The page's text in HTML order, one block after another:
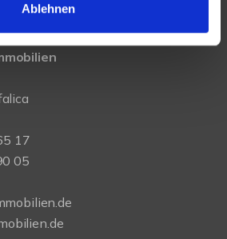
Ablehnen
17
05